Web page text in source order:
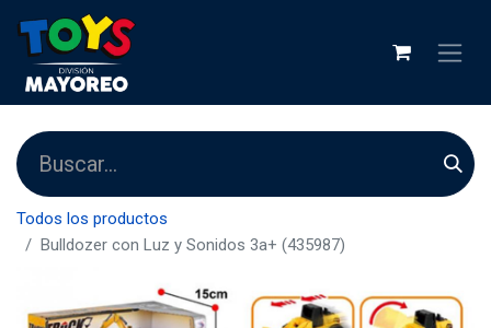
Todos los productos
Bulldozer con Luz y Sonidos 3a+ (435987)